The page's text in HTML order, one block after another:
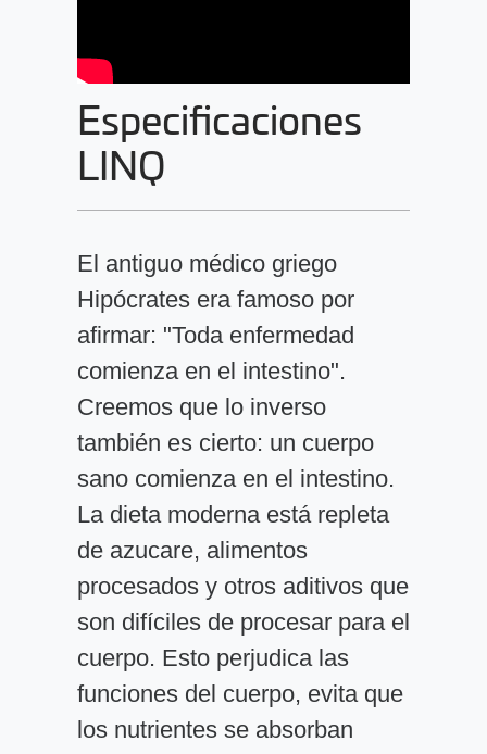
Especificaciones
LINQ
El antiguo médico griego
Hipócrates era famoso por
afirmar: "Toda enfermedad
comienza en el intestino".
Creemos que lo inverso
también es cierto: un cuerpo
sano comienza en el intestino.
La dieta moderna está repleta
de azucare, alimentos
procesados y otros aditivos que
son difíciles de procesar para el
cuerpo. Esto perjudica las
funciones del cuerpo, evita que
los nutrientes se absorban